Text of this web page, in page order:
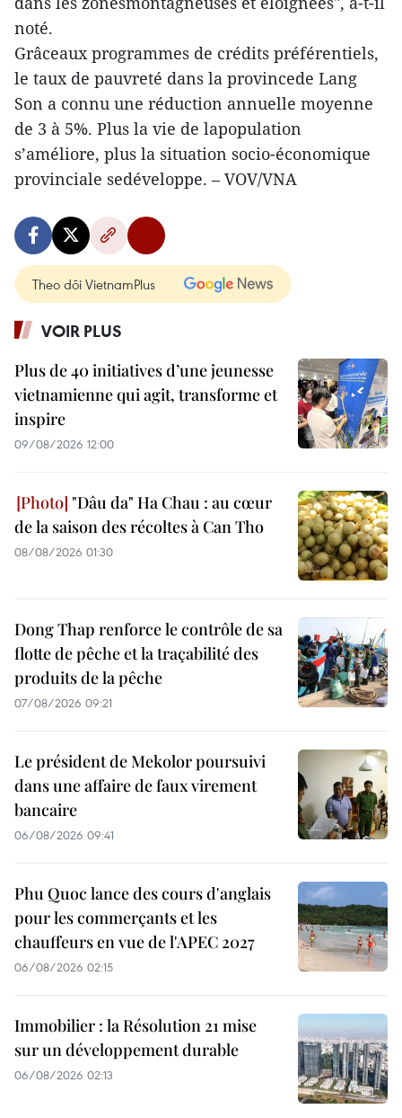
noté.
Grâceaux programmes de crédits préférentiels,
le taux de pauvreté dans la provincede Lang
Son a connu une réduction annuelle moyenne
de 3 à 5%. Plus la vie de lapopulation
s’améliore, plus la situation socio-économique
provinciale sedéveloppe. – VOV/VNA
Theo dõi VietnamPlus
VOIR PLUS
Plus de 40 initiatives d’une jeunesse
vietnamienne qui agit, transforme et
inspire
09/08/2026 12:00
"Dâu da" Ha Chau : au cœur
de la saison des récoltes à Can Tho
08/08/2026 01:30
Dong Thap renforce le contrôle de sa
flotte de pêche et la traçabilité des
produits de la pêche
07/08/2026 09:21
Le président de Mekolor poursuivi
dans une affaire de faux virement
bancaire
06/08/2026 09:41
Phu Quoc lance des cours d'anglais
pour les commerçants et les
chauffeurs en vue de l'APEC 2027
06/08/2026 02:15
Immobilier : la Résolution 21 mise
sur un développement durable
06/08/2026 02:13